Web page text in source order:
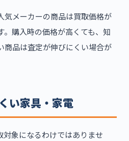
気メーカーの商品は買取価格が
。購入時の価格が高くても、知
商品は査定が伸びにくい場合が
い家具・家電
対象になるわけではありませ